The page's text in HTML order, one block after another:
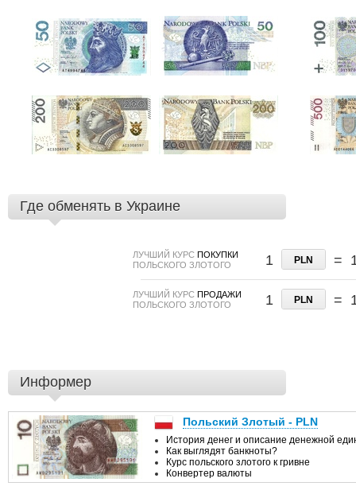
Где обменять в Украине
ЛУЧШИЙ КУРСПОКУПКИ
ПОЛЬСКОГО ЗЛОТОГО
1 PLN =
ЛУЧШИЙ КУРСПРОДАЖИ
ПОЛЬСКОГО ЗЛОТОГО
1 PLN =
Информер